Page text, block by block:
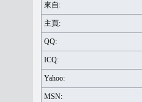
來自:
主頁:
QQ:
ICQ:
Yahoo:
MSN: